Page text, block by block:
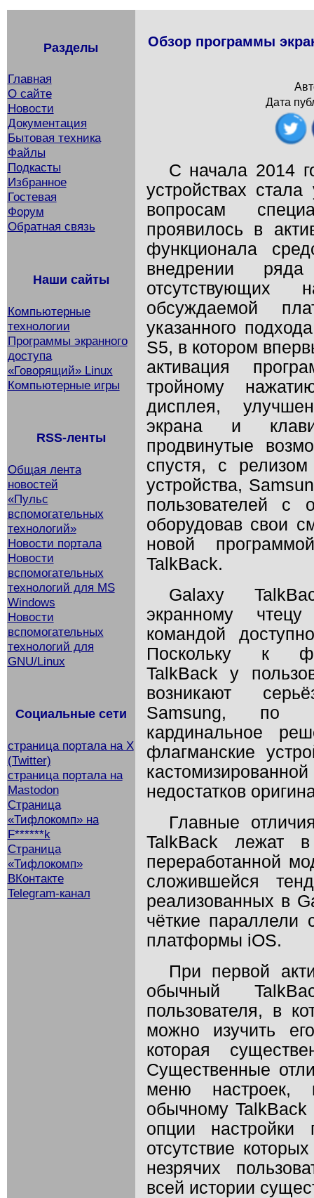
Разделы
Главная
О сайте
Новости
Документация
Бытовая техника
Файлы
Подкасты
Избранное
Гостевая
Форум
Обратная связь
Наши сайты
Компьютерные
технологии
Программы экранного
доступа
«Говорящий» Linux
Компьютерные игры
RSS-ленты
Общая лента
новостей
«Пульс
вспомогательных
технологий»
Новости портала
Новости
вспомогательных
технологий для MS
Windows
Новости
вспомогательных
технологий для
GNU/Linux
Социальные сети
страница портала на X
(Twitter)
страница портала на
Mastodon
Страница
«Тифлокомп» на
F******k
Страница
«Тифлокомп»
ВКонтакте
Telegram-канал
Обзор программы
Дата
С начала 2014
устройствах
вопросам
проявилось в
функционала
внедрении ряда
обсуждаемой
указанного
S5, в котором
активация
тройному
дисплея,
экрана и
продвинутые
спустя, с
устройства,
пользователей с
оборудовав свои
новой
TalkBack.
Galaxy
экранному чтецу
командой
Поскольку к
TalkBack у
возникают
Samsung, по
кардинальное
флагманские
недостатков
Главные
TalkBack лежат
переработанной
сложившейся
реализованных в
чёткие параллели
платформы iOS.
При первой
обычный
пользователя, в
можно изучить
которая
Существенные
меню настроек,
обычному TalkBack
опции настройки
отсутствие
незрячих
всей истории